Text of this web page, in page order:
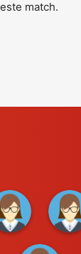
match.